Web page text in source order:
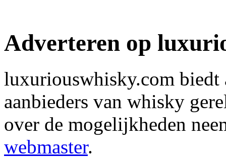
Adverteren op
luxuriouswhisky.com
aanbieders van whisky
over de mogelijkheden
webmaster.